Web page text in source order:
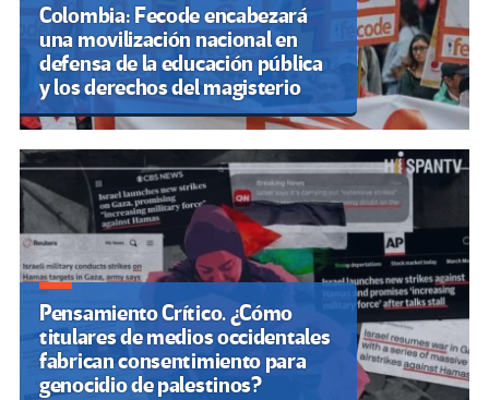
Colombia: Fecode encabezará
una movilización nacional en
defensa de la educación pública
y los derechos del magisterio
Pensamiento Crítico. ¿Cómo
titulares de medios occidentales
fabrican consentimiento para
genocidio de palestinos?